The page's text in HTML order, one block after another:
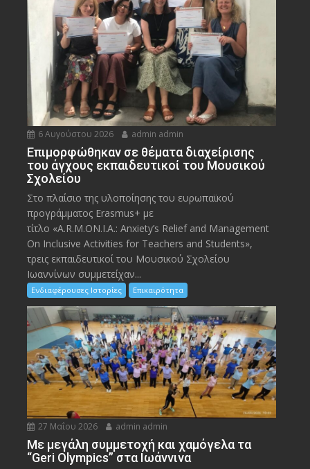
6 Αυγούστου 2026 admin admin
Eπιμορφώθηκαν σε θέματα διαχείρισης
του άγχους εκπαιδευτικοί του Μουσικού
Σχολείου
Στο πλαίσιο της υλοποίησης του ευρωπαϊκού
προγράμματος Erasmus+ με
τίτλο «A.R.M.ON.I.A.: Anxiety’s Relief and Management
On Inclusive Activities for Teachers and Students»,
τρεις εκπαιδευτικοί του Μουσικού Σχολείου
Ιωαννίνων συμμετείχαν...
Ενδιαφέρουσες Ιστορίες Επικαιρότητα
27 Μαΐου 2026 admin admin
Με μεγάλη συμμετοχή και χαμόγελα τα
“Geri Olympics” στα Ιωάννινα